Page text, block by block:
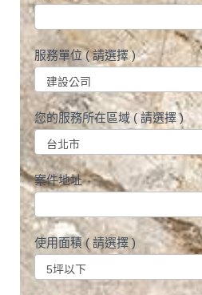
服務單位 ( 請選擇 )
服
務
單
位
(
請
選
擇
)
您的服務所在區域 ( 請選擇 )
案件地址
使用面積 ( 請選擇 )